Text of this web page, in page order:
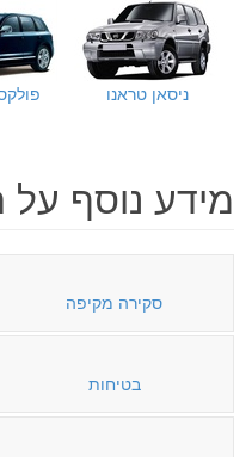
ניסאן טראנו
מידע נוסף על
סקירה מקיפה
בטיחות